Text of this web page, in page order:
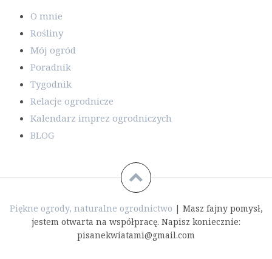
O mnie
Rośliny
Mój ogród
Poradnik
Tygodnik
Relacje ogrodnicze
Kalendarz imprez ogrodniczych
BLOG
Piękne ogrody, naturalne ogrodnictwo | Masz fajny pomysł,
jestem otwarta na współpracę. Napisz koniecznie:
pisanekwiatami@gmail.com